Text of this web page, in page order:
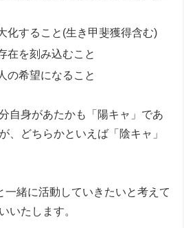
化すること(生き甲斐獲得含む)
在を刻み込むこと
の希望になること
自身があたかも「陽キャ」であ
、どちらかといえば「陰キャ」
一緒に活動していきたいと考えて
いたします。